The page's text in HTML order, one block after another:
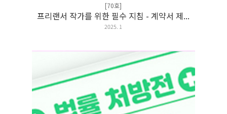
[70호]
프리랜서 작가를 위한 필수 지침 - 계약서 제...
2025. 1